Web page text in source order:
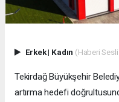
Erkek| Kadın (Haberi
Tekirdağ Büyükşehir
artırma hedefi